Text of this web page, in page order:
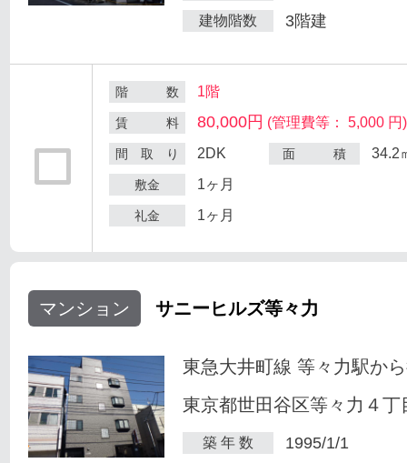
建物階数 3階建
階 数 1階
賃 料 80,000円 (管理費等： 5,000 円)
間 取 り 2DK 面 積 34.2
敷金 1ヶ月
礼金 1ヶ月
マンション サニーヒルズ等々力
東急大井町線 等々力駅か
東京都世田谷区等々力４丁
築 年 数 1995/1/1